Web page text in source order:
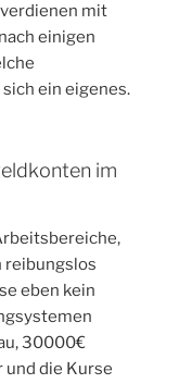
mit
einigen
ein eigenes.
im
reibungslos
eben kein
30000€
die Kurse